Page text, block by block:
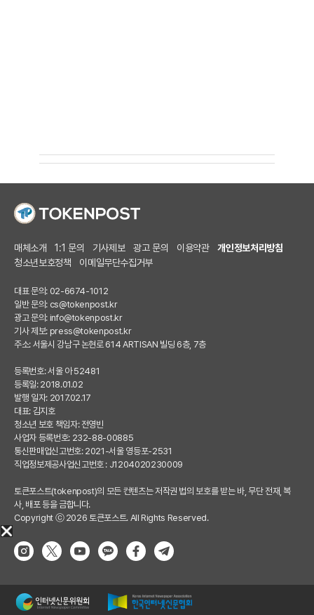
매체소개 1:1 문의 기사제보 광고 문의 이용약관
개인정보처리방침
청소년보호정책
이메일무단수집거부
대표 문의: 02-6674-1012
일반 문의: cs@tokenpost.kr
광고 문의: info@tokenpost.kr
기사 제보: press@tokenpost.kr
주소: 서울시 강남구 논현로 614 ARTISAN 빌딩 6층, 7층
등록번호: 서울 아 52481
등록일: 2018.01.02
발행 일자: 2017.02.17
대표: 김지호
청소년 보호 책임자: 전영빈
사업자 등록번호: 232-88-00885
통신판매업신고번호: 2021-서울 영등포-2531
직업정보제공사업신고번호 : J1204020230009
토큰포스트(tokenpost)의 모든 컨텐츠는 저작권 법의 보호를 받는 바, 무단 전재, 복
사, 배포 등을 금합니다.
Copyright ⓒ 2026 토큰포스트. All Rights Reserved.